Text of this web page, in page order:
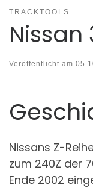
TRACKTOOLS
Nissan
Veröffentlicht am
Nissans Z-
zum 240Z der
Ende 2002